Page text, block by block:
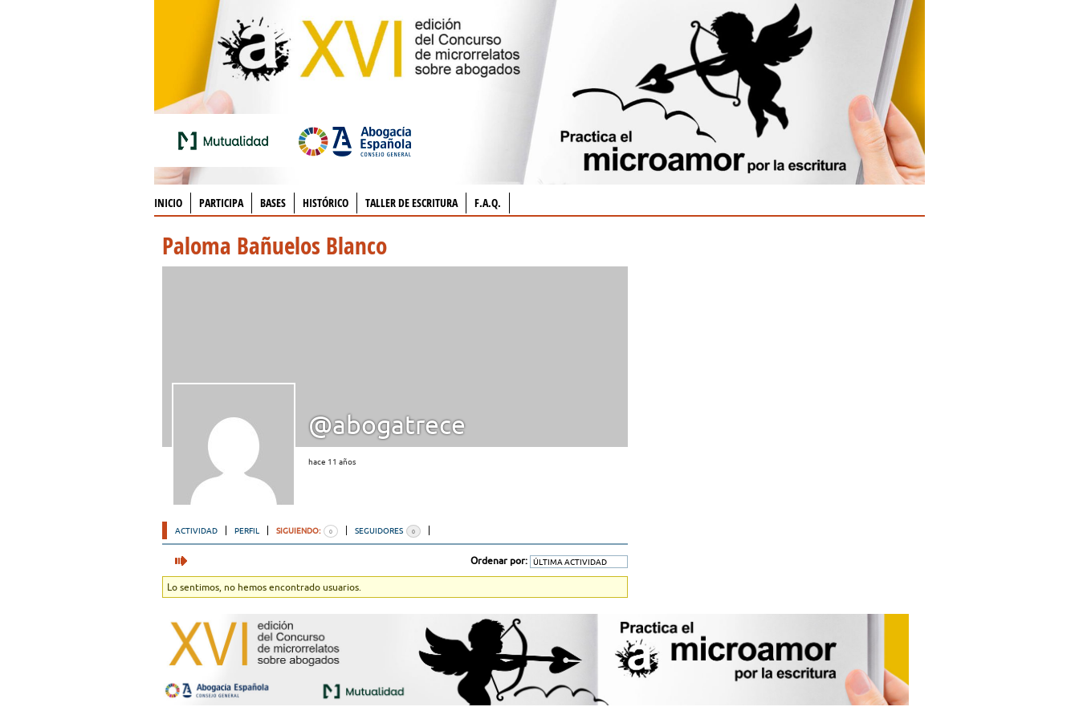
INICIO PARTICIPA BASES HISTÓRICO TALLER DE ESCRITURA F.A.Q.
Paloma Bañuelos Blanco
@abogatrece
hace 11 años
ACTIVIDAD PERFIL SIGUIENDO: 0 SEGUIDORES 0
Ordenar por:
Lo sentimos, no hemos encontrado usuarios.